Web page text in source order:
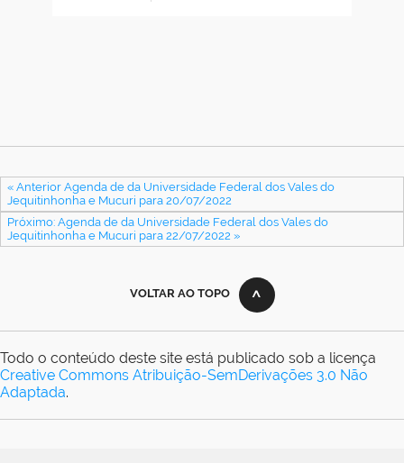
« Anterior Agenda de da Universidade Federal dos Vales do
Jequitinhonha e Mucuri para 20/07/2022
Próximo: Agenda de da Universidade Federal dos Vales do
Jequitinhonha e Mucuri para 22/07/2022 »
VOLTAR AO TOPO
Todo o conteúdo deste site está publicado sob a licença
Creative Commons Atribuição-SemDerivações 3.0 Não
Adaptada.